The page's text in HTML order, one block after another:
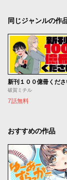
同じジャンルの作
新刊１００億冊くだ
破賀ミチル
7話無料
おすすめの作品